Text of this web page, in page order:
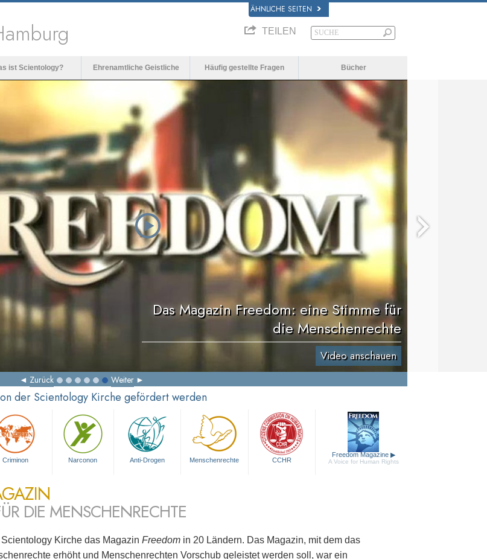
ÄHNLICHE SEITEN
TEILEN
ist Scientology? Ehrenamtliche Geistliche Häufig gestellte Fragen Bücher
Das Magazin Freedom: eine Stimme für
die Menschenrechte
Video anschauen
Zurück Weiter
der Scientology Kirche gefördert werden
Criminon Narconon Anti-Drogen Menschenrechte CCHR
Freedom Magazine ▶
A Voice for Human Rights
DIE MENSCHENRECHTE
Kirche das Magazin Freedom in 20 Ländern. Das Magazin, mit dem das
erhöht und Menschenrechten Vorschub geleistet werden soll, war ein